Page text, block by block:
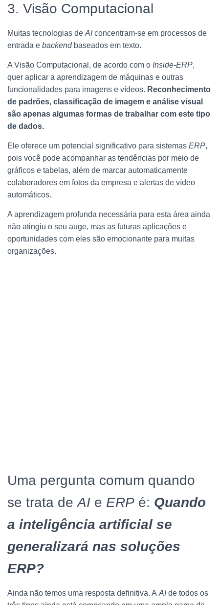
3. Visão Computacional
Muitas tecnologias de AIconcentram-se em processos de
entrada e backendbaseados em texto.
A Visão Computacional, de acordo com o Inside-ERP,
quer aplicar a aprendizagem de máquinas e outras
funcionalidades para imagens e vídeos. Reconhecimento
de padrões, classificação de imagem e análise visual
são apenas algumas formas de trabalhar com este tipo
de dados.
Ele oferece um potencial significativo para sistemas ERP,
pois você pode acompanhar as tendências por meio de
gráficos e tabelas, além de marcar automaticamente
colaboradores em fotos da empresa e alertas de vídeo
automáticos.
A aprendizagem profunda necessária para esta área ainda
não atingiu o seu auge, mas as futuras aplicações e
oportunidades com eles são emocionante para muitas
organizações.
Uma pergunta comum quando
se trata deAI e ERP é: Quando
a inteligência artificial se
generalizará nas soluções
ERP?
Ainda não temos uma resposta definitiva. A AIde todos os